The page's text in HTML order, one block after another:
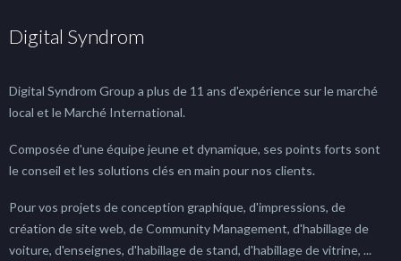
Digital Syndrom
Digital Syndrom Group a plus de 11 ans d'expérience sur le marché
local et le Marché International.
Composée d'une équipe jeune et dynamique, ses points forts sont
le conseil et les solutions clés en main pour nos clients.
Pour vos projets de conception graphique, d'impressions, de
création de site web, de Community Management, d'habillage de
voiture, d'enseignes, d'habillage de stand, d'habillage de vitrine, ...